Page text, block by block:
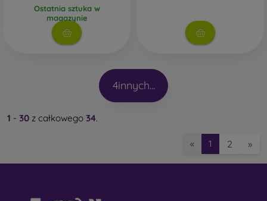
Ostatnia sztuka w
magazynie
4innych...
1 - 30 z całkowego 34.
« 1 2 »